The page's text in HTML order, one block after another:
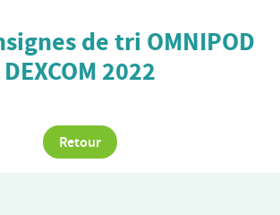
de tri OMNIPOD
DEXCOM 2022
Retour